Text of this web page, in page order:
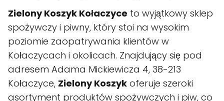
Zielony Koszyk Kołaczyce to wyjątkowy sklep
spożywczy i piwny, który stoi na wysokim
poziomie zaopatrywania klientów w
Kołaczycach i okolicach. Znajdujący się pod
adresem Adama Mickiewicza 4, 38-213
Kołaczyce, Zielony Koszyk oferuje szeroki
asortyment produktów spożywczych i piw, co